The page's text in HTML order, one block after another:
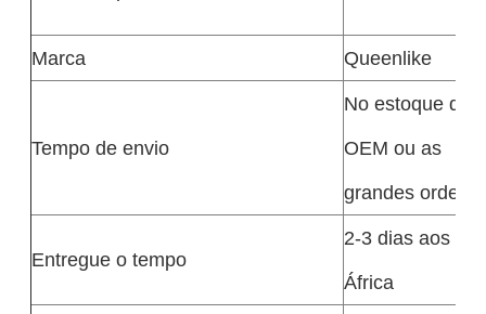
Marca Queenlike
Tempo de envio
No estoque
OEM ou as
grandes
Entregue o tempo
2-3 dias aos
África